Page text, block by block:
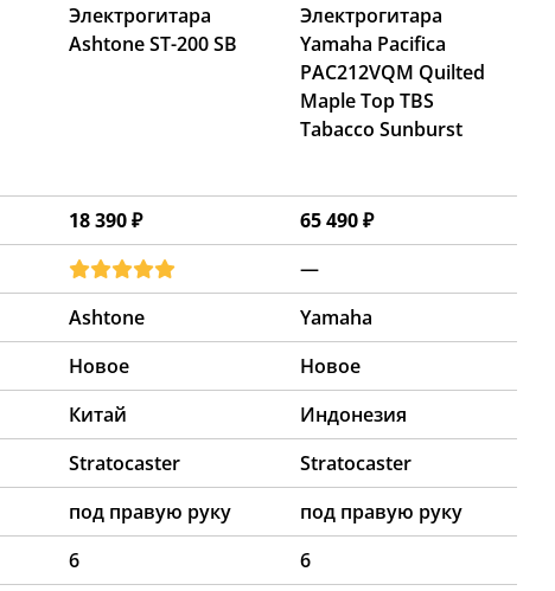
Электрогитара
Ashtone ST-200 SB
Электрогитара
Yamaha Pacifica
PAC212VQM Quilted
Maple Top TBS
Tabacco Sunburst
18 390 ₽
65 490 ₽
—
Ashtone
Yamaha
Новое
Новое
Китай
Индонезия
Stratocaster
Stratocaster
под правую руку
под правую руку
6
6